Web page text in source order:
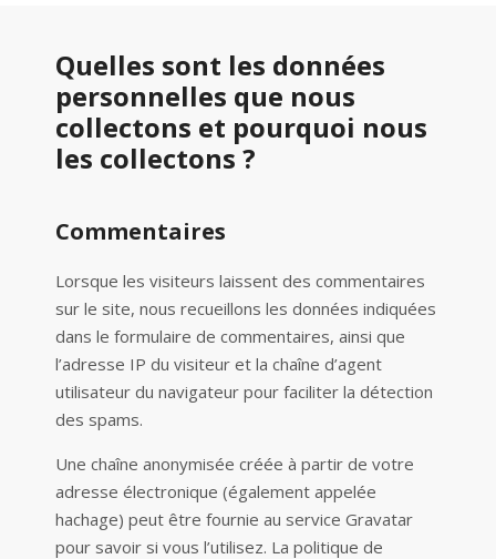
Quelles sont les données
personnelles que nous
collectons et pourquoi nous
les collectons ?
Commentaires
Lorsque les visiteurs laissent des commentaires
sur le site, nous recueillons les données indiquées
dans le formulaire de commentaires, ainsi que
l’adresse IP du visiteur et la chaîne d’agent
utilisateur du navigateur pour faciliter la détection
des spams.
Une chaîne anonymisée créée à partir de votre
adresse électronique (également appelée
hachage) peut être fournie au service Gravatar
pour savoir si vous l’utilisez. La politique de